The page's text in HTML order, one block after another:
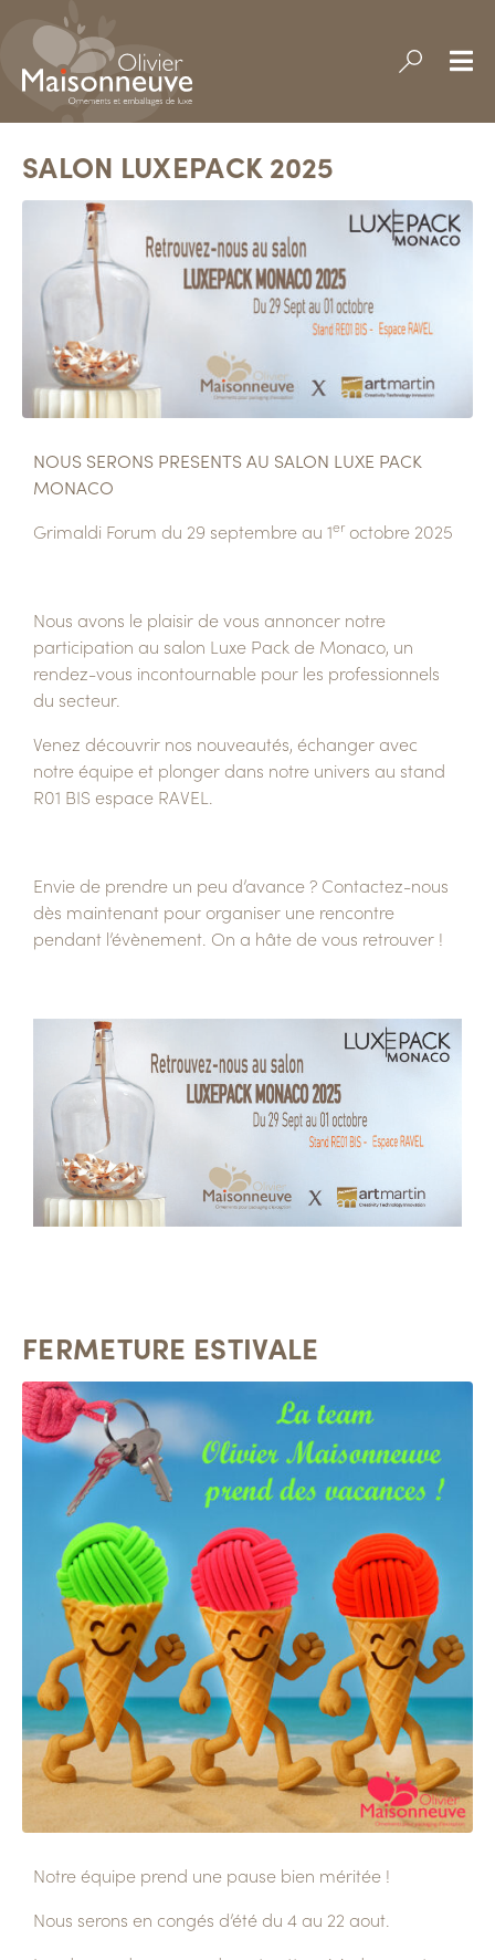
SALON LUXEPACK 2025
NOUS SERONS PRESENTS AU SALON LUXE PACK
MONACO
Grimaldi Forum du 29 septembre au 1er octobre 2025
Nous avons le plaisir de vous annoncer notre
participation au salon Luxe Pack de Monaco, un
rendez-vous incontournable pour les professionnels
du secteur.
Venez découvrir nos nouveautés, échanger avec
notre équipe et plonger dans notre univers au stand
R01 BIS espace RAVEL.
Envie de prendre un peu d’avance ? Contactez-nous
dès maintenant pour organiser une rencontre
pendant l’évènement. On a hâte de vous retrouver !
FERMETURE ESTIVALE
Notre équipe prend une pause bien méritée !
Nous serons en congés d’été du 4 au 22 aout.